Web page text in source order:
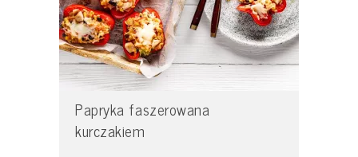
Papryka faszerowana
kurczakiem